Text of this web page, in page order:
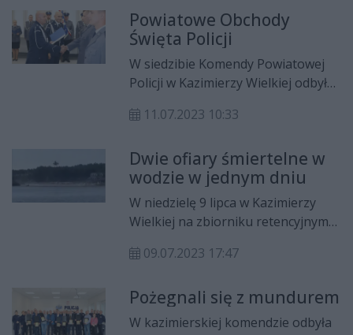
Opatowiec, a zakończyło dopiero
po kilkukilometrowym pościgu.
Powiatowe Obchody
Święta Policji
W siedzibie Komendy Powiatowej
Policji w Kazimierzy Wielkiej odbyła
Świętem Policji.
11.07.2023 10:33
Dwie ofiary śmiertelne w
wodzie w jednym dniu
W niedzielę 9 lipca w Kazimierzy
Wielkiej na zbiorniku retencyjnym
trwały intensywne akcje ratunkowe.
jak 25 latka nie udało się uratować.
Strażacy i policjanci apelują o
09.07.2023 17:47
Pożegnali się z mundurem
W kazimierskiej komendzie odbyła